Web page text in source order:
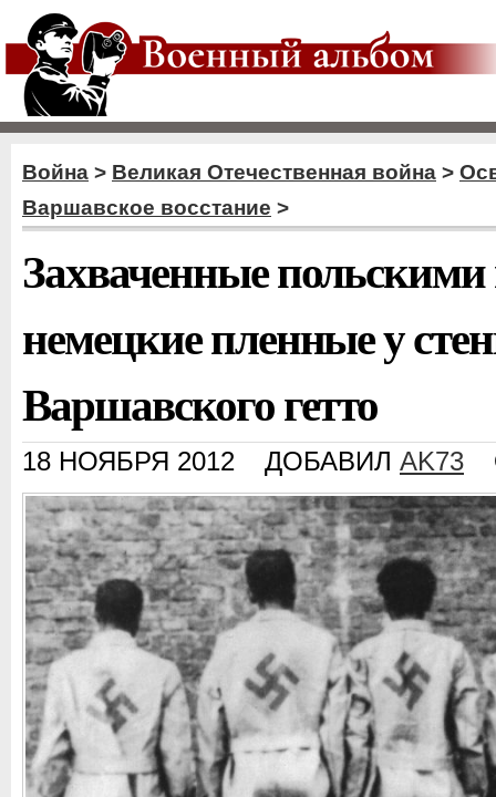
Война > Великая Отечественная война >
Варшавское восстание >
Захваченные
немецкие пленные у
Варшавского гетто
18 НОЯБРЯ 2012 ДОБАВИЛ AK73